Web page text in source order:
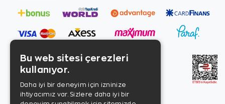
Bu web sitesi çerezleri
kullanıyor.
Daha iyi bir deneyim için izninize
ihtiyacımız var. Sizlere daha iyi bir